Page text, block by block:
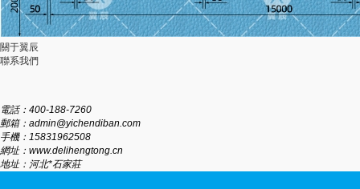
關于翼辰
聯系我們
電話：400-188-7260
郵箱：admin@yichendiban.com
手機：15831962508
網址：www.delihengtong.cn
地址：河北*石家莊